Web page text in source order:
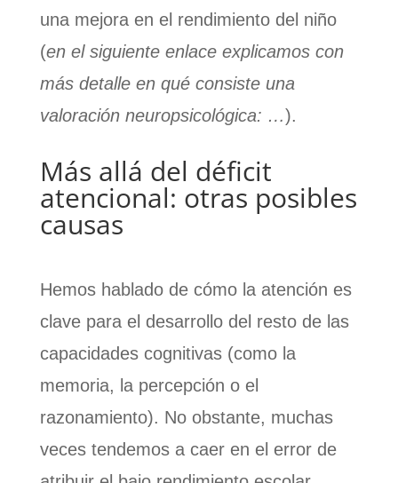
una mejora en el rendimiento del niño
(en el siguiente enlace explicamos con
más detalle en qué consiste una
valoración neuropsicológica: …).
Más allá del déficit
atencional: otras posibles
causas
Hemos hablado de cómo la atención es
clave para el desarrollo del resto de las
capacidades cognitivas (como la
memoria, la percepción o el
razonamiento). No obstante, muchas
veces tendemos a caer en el error de